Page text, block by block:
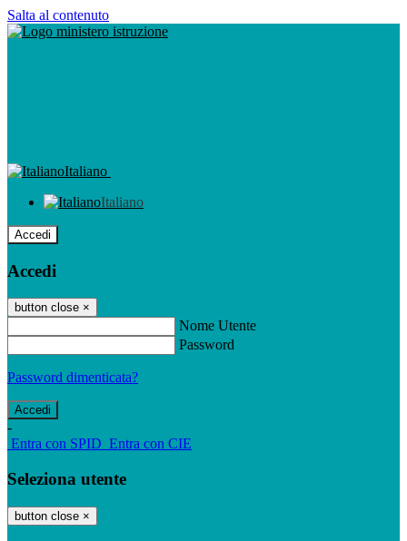
Salta al contenuto
Italiano
Italiano
Accedi
Accedi
button close ×
Nome Utente
Password
Password dimenticata?
-
Entra con SPID Entra con CIE
Seleziona utente
button close ×